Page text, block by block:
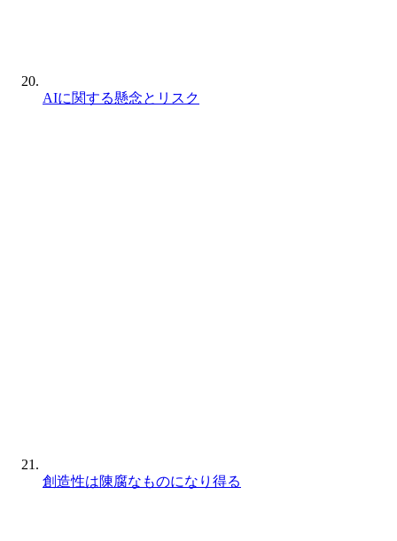
AIに関する懸念とリスク
創造性は陳腐なものになり得る